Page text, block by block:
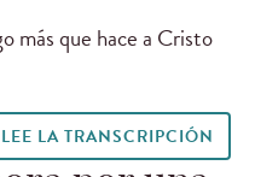
más que hace a Cristo
LEE LA TRANSCRIPCIÓN